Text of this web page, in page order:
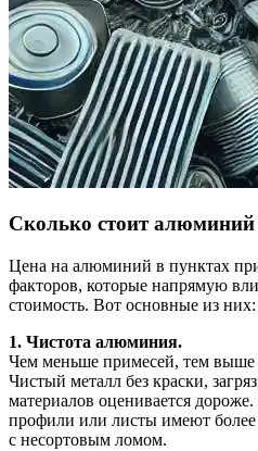
Сколько стоит
Цена на алюминий в пунктах
факторов, которые напрямую
стоимость. Вот основные из них:
1. Чистота алюминия.
Чем меньше примесей, тем выше
Чистый металл без краски,
материалов оценивается
профили или листы имеют
с несортовым ломом.